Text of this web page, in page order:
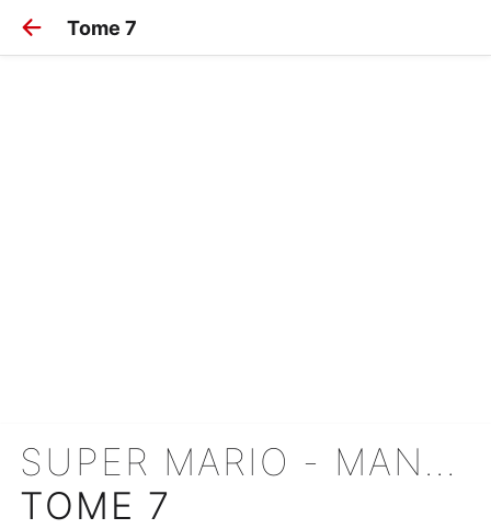
Tome 7
SUPER MARIO - MANGA ADVENTURES
TOME 7